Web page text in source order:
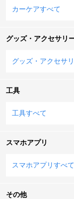
カーケアすべて
グッズ・アクセサリ
グッズ・アクセサ
工具
工具すべて
スマホアプリ
スマホアプリすべて
その他